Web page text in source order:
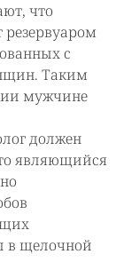
что
резервуаром
с
Таким
мужчине
должен
являющийся
в щелочной